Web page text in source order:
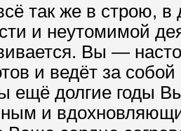
так же в строю,
и неутомимой
Вы —
и ведёт за
ещё долгие годы
и